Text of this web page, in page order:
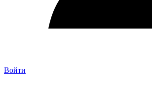
Войти